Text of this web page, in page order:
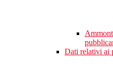
Dati relativi ai